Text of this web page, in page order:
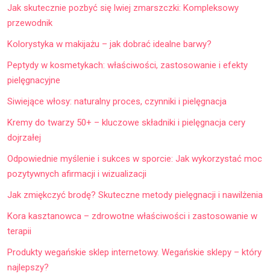
Jak skutecznie pozbyć się lwiej zmarszczki: Kompleksowy
przewodnik
Kolorystyka w makijażu – jak dobrać idealne barwy?
Peptydy w kosmetykach: właściwości, zastosowanie i efekty
pielęgnacyjne
Siwiejące włosy: naturalny proces, czynniki i pielęgnacja
Kremy do twarzy 50+ – kluczowe składniki i pielęgnacja cery
dojrzałej
Odpowiednie myślenie i sukces w sporcie: Jak wykorzystać moc
pozytywnych afirmacji i wizualizacji
Jak zmiękczyć brodę? Skuteczne metody pielęgnacji i nawilżenia
Kora kasztanowca – zdrowotne właściwości i zastosowanie w
terapii
Produkty wegańskie sklep internetowy. Wegańskie sklepy – który
najlepszy?